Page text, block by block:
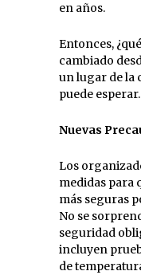
en años.
Entonces,
cambiado
un lugar de la
puede esperar.
Nuevas
Los
medidas para
más seguras
No se
seguridad
incluyen
de